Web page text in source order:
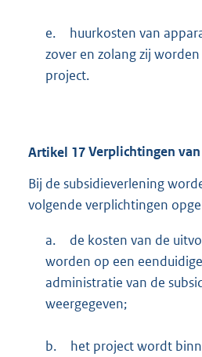
e.
huurkosten van
zover en zolang zij
project.
Artikel 17Verplichtingen
Bij de subsidieverlening
volgende verplichtingen
a.
de kosten van de
worden op een
administratie van de
weergegeven;
b.
het project wordt